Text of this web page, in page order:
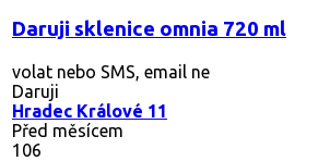
Daruji sklenice omnia 720 ml
volat nebo SMS, email ne
Daruji
Hradec Králové 11
Před měsícem
106